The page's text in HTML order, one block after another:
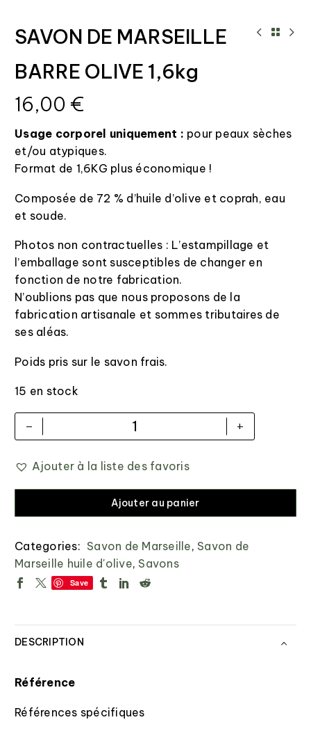
SAVON DE MARSEILLE
BARRE OLIVE 1,6kg
16,00 €
Usage corporel uniquement : pour peaux sèches
et/ou atypiques.
Format de 1,6KG plus économique !
Composée de 72 % d’huile d’olive et coprah, eau
et soude.
Photos non contractuelles : L’estampillage et
l’emballage sont susceptibles de changer en
fonction de notre fabrication.
N’oublions pas que nous proposons de la
fabrication artisanale et sommes tributaires de
ses aléas.
Poids pris sur le savon frais.
15 en stock
- +
Ajouter au panier
Ajouter à la liste des favoris
Categories: Savon de Marseille, Savon de
Marseille huile d'olive,Savons
Save
DESCRIPTION
Référence
Références spécifiques